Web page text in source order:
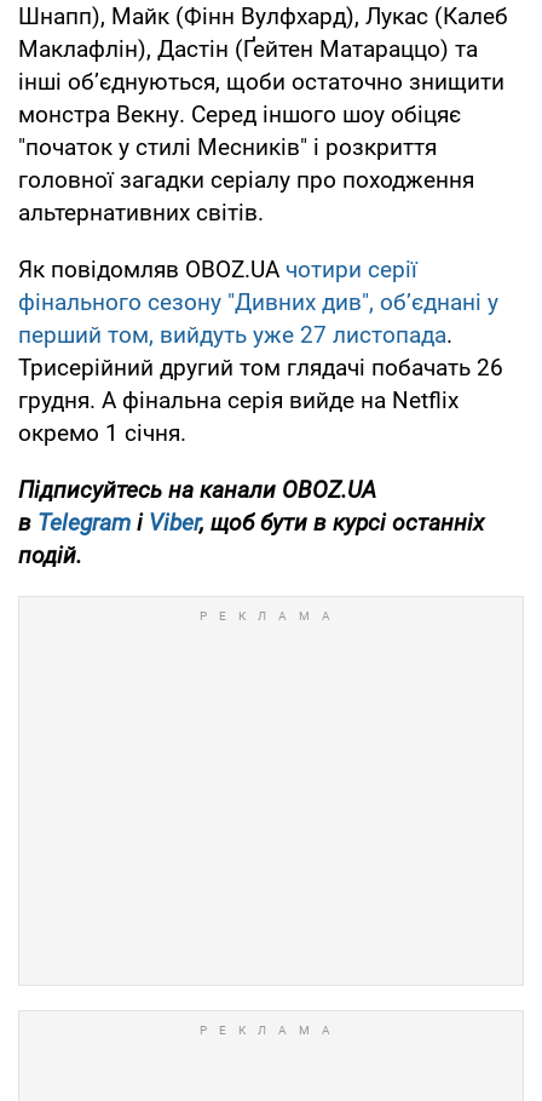
Шнапп), Майк (Фінн Вулфхард), Лукас (Калеб
Маклафлін), Дастін (Ґейтен Матараццо) та
інші об’єднуються, щоби остаточно знищити
монстра Векну. Серед іншого шоу обіцяє
"початок у стилі Месників" і розкриття
головної загадки серіалу про походження
альтернативних світів.
Як повідомляв OBOZ.UA чотири серії
фінального сезону "Дивних див", об’єднані у
перший том, вийдуть уже 27 листопада.
Трисерійний другий том глядачі побачать 26
грудня. А фінальна серія вийде на Netflix
окремо 1 січня.
Підписуйтесь на канали OBOZ.UA
в Telegram і Viber, щоб бути в курсі останніх
подій.